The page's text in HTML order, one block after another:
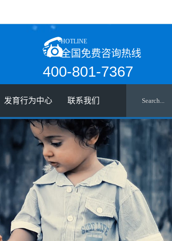
HOTLINE
全国免费咨询热线
400-801-7367
发育行为中心 联系我们
联系我们
人才招聘
加入我们